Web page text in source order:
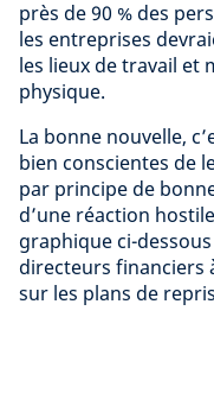
près de 90 % des
les entreprises
les lieux de travail et
physique.
La bonne nouvelle,
bien conscientes de
par principe de
d’une réaction
graphique ci-
directeurs financiers
sur les plans de